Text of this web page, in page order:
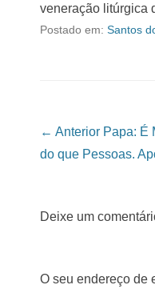
veneração litúrgica
Postado em: Santos
Navegação das
← Anterior Papa: É
do que Pessoas.
Deixe um
O seu endereço de